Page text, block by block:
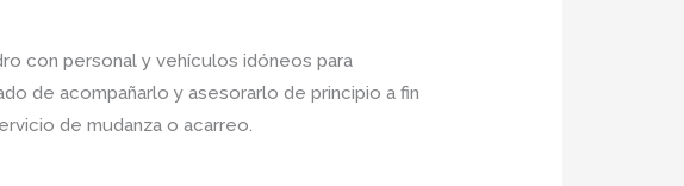
con personal y vehículos idóneos para
de acompañarlo y asesorarlo de principio a fin
de mudanza o acarreo.